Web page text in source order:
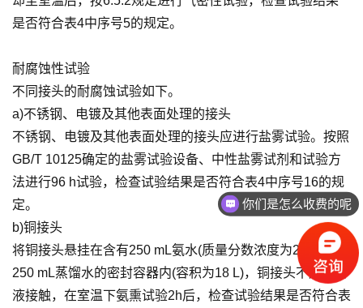
是否符合表4中序号5的规定。
耐腐蚀性试验
不同接头的耐腐蚀试验如下。
a)不锈钢、电镀及其他表面处理的接头
不锈钢、电镀及其他表面处理的接头应进行盐雾试验。按照
GB/T 10125确定的盐雾试验设备、中性盐雾试剂和试验方
法进行96 h试验，检查试验结果是否符合表4中序号16的规
定。
b)铜接头
将铜接头悬挂在含有250 mL氨水(质量分数浓度为28%)和
250 mL蒸馏水的密封容器内(容积为18 L)，铜接头不应与溶
液接触，在室温下氨熏试验2h后，检查试验结果是否符合表
你们是怎么收费的呢